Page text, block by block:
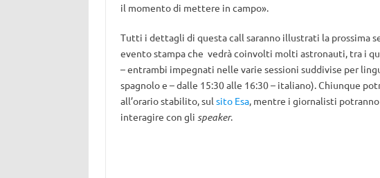
il momento di mettere in campo».
Tutti i dettagli di questa call saranno illustrati la prossima
evento stampa che vedrà coinvolti molti astronauti, tra i
– entrambi impegnati nelle varie sessioni suddivise per
spagnolo e – dalle 15:30 alle 16:30 – italiano). Chiunque
all’orario stabilito, sul sito Esa, mentre i giornalisti
interagire con gli speaker.